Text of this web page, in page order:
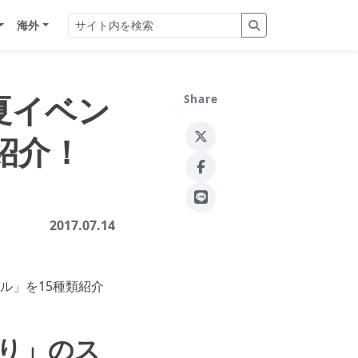
海外
イベン
！
2017.07.14
」を15種類紹介
」のス
Share